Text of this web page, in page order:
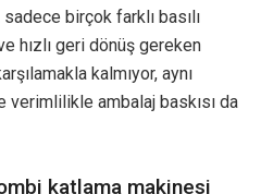
sadece birçok farklı basılı
hızlı geri dönüş gereken
kalmıyor, aynı
verimlilikle ambalaj baskısı da
katlama makinesi